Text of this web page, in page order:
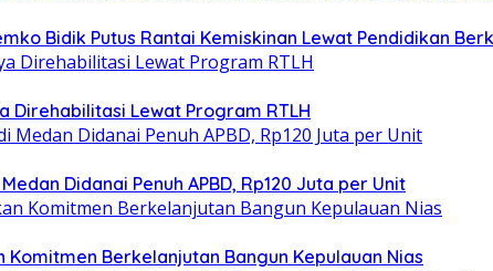
Bidik Putus Rantai Kemiskinan Lewat Pendidikan
Direhabilitasi Lewat Program RTLH
Didanai Penuh APBD, Rp120 Juta per Unit
Berkelanjutan Bangun Kepulauan Nias